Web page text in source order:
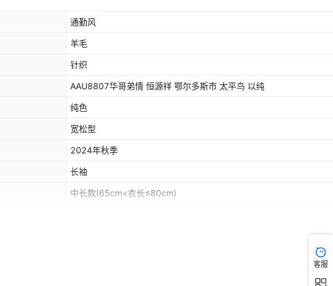
通勤风
羊毛
针织
AAU8807华哥弟情 恒源祥 鄂尔多斯市 太平鸟 以纯
纯色
宽松型
2024年秋季
长袖
中长款(65cm<衣长≤80cm)
客服